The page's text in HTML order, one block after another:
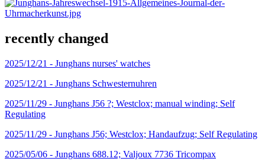
recently changed
2025/12/21 - Junghans nurses' watches
2025/12/21 - Junghans Schwesternuhren
2025/11/29 - Junghans J56 ?; Westclox; manual winding; Self
Regulating
2025/11/29 - Junghans J56; Westclox; Handaufzug; Self Regulating
2025/05/06 - Junghans 688.12; Valjoux 7736 Tricompax